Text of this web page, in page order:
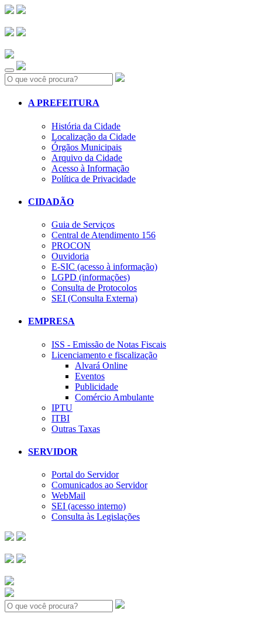
Search:
A PREFEITURA
História da Cidade
Localização da Cidade
Órgãos Municipais
Arquivo da Cidade
Acesso à Informação
Política de Privacidade
CIDADÃO
Guia de Serviços
Central de Atendimento 156
PROCON
Ouvidoria
E-SIC (acesso à informação)
LGPD (informações)
Consulta de Protocolos
SEI (Consulta Externa)
EMPRESA
ISS - Emissão de Notas Fiscais
Licenciamento e fiscalização
Alvará Online
Eventos
Publicidade
Comércio Ambulante
IPTU
ITBI
Outras Taxas
SERVIDOR
Portal do Servidor
Comunicados ao Servidor
WebMail
SEI (acesso interno)
Consulta às Legislações
Search: